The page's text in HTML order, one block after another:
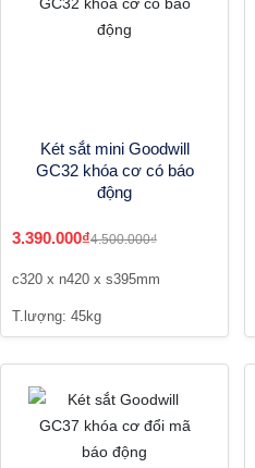
Két sắt mini Goodwill
GC32 khóa cơ có báo
động
3.390.000₫4.500.000₫
c320 x n420 x s395mm
T.lượng: 45kg